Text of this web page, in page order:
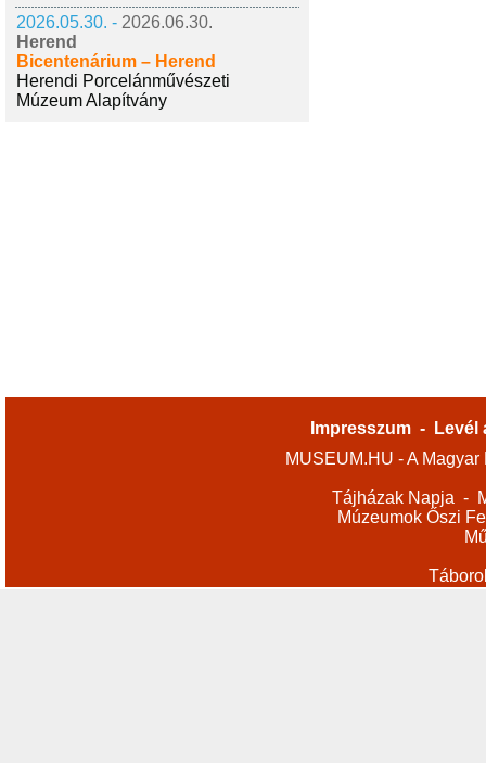
2026.05.30. - 2026.06.30.
Herend
Bicentenárium – Herend
Herendi Porcelánművészeti
Múzeum Alapítvány
Impresszum -
Levél
MUSEUM.HU - A
Tájházak Napja -
Múzeumok Őszi